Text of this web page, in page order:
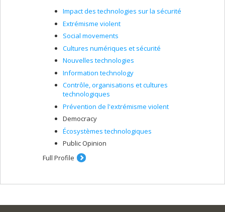
Impact des technologies sur la sécurité
Extrémisme violent
Social movements
Cultures numériques et sécurité
Nouvelles technologies
Information technology
Contrôle, organisations et cultures
technologiques
Prévention de l'extrémisme violent
Democracy
Écosystèmes technologiques
Public Opinion
Full Profile